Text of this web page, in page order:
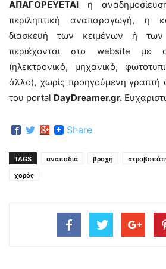
ΑΠΑΓΟΡΕΥΕΤΑΙ η
περιληπτική αναπαραγωγή, η
διασκευή των κειμένων ή
περιέχονται στο website με
(ηλεκτρονικό, μηχανικό,
άλλο), χωρίς προηγούμενη γραπτή
του portal DayDreamer.gr.
Share
TAGS αναποδιά βροχή
χορός